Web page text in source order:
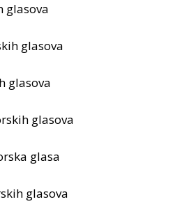
glasova
glasova
glasova
glasova
glasa
glasova